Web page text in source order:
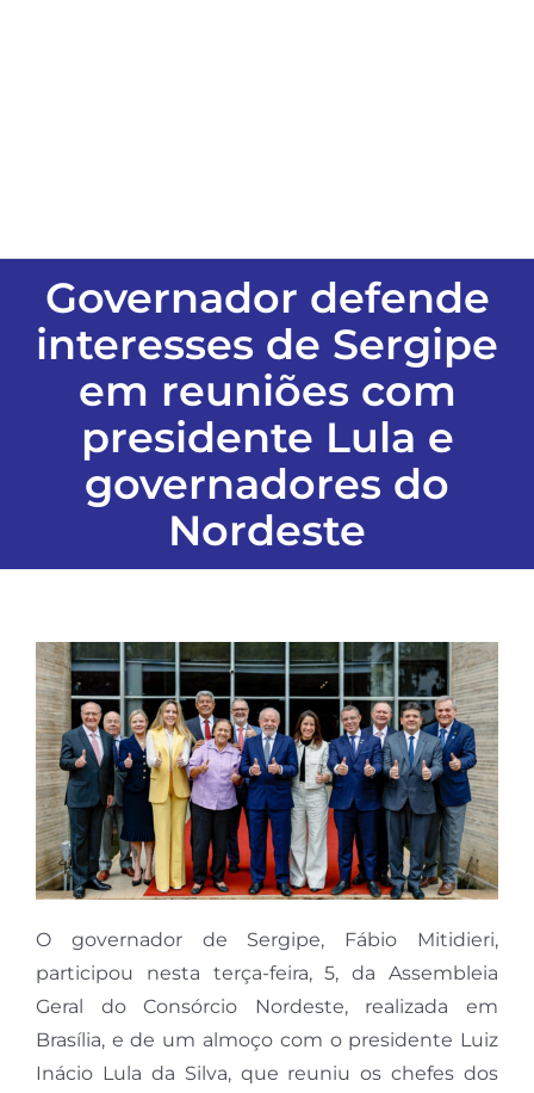
FALE CONOSCO
EDIÇÕES EM PDF
Governador defende
interesses de Sergipe
em reuniões com
presidente Lula e
governadores do
Nordeste
O governador de Sergipe, Fábio Mitidieri,
participou nesta terça-feira, 5, da Assembleia
Geral do Consórcio Nordeste, realizada em
Brasília, e de um almoço com o presidente Luiz
Inácio Lula da Silva, que reuniu os chefes dos